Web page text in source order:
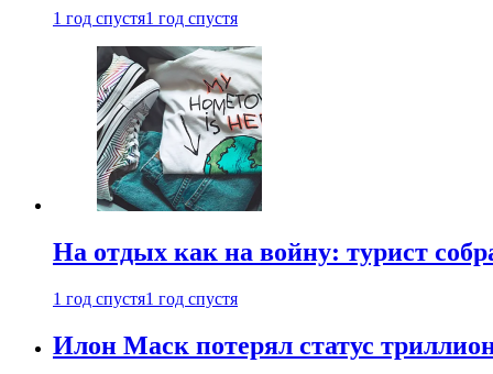
1 год спустя1 год спустя
На отдых как на войну: турист
1 год спустя1 год спустя
Илон Маск потерял статус